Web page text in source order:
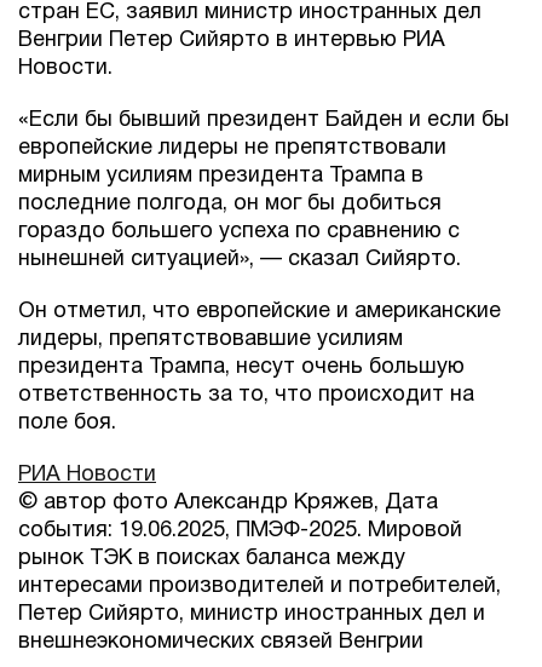
стран ЕС, заявил министр иностранных дел
Венгрии Петер Сийярто в интервью РИА
Новости.
«Если бы бывший президент Байден и если бы
европейские лидеры не препятствовали
мирным усилиям президента Трампа в
последние полгода, он мог бы добиться
гораздо большего успеха по сравнению с
нынешней ситуацией», — сказал Сийярто.
Он отметил, что европейские и американские
лидеры, препятствовавшие усилиям
президента Трампа, несут очень большую
ответственность за то, что происходит на
поле боя.
РИА Новости
© автор фото Александр Кряжев, Дата
события: 19.06.2025, ПМЭФ-2025. Мировой
рынок ТЭК в поисках баланса между
интересами производителей и потребителей,
Петер Сийярто, министр иностранных дел и
внешнеэкономических связей Венгрии